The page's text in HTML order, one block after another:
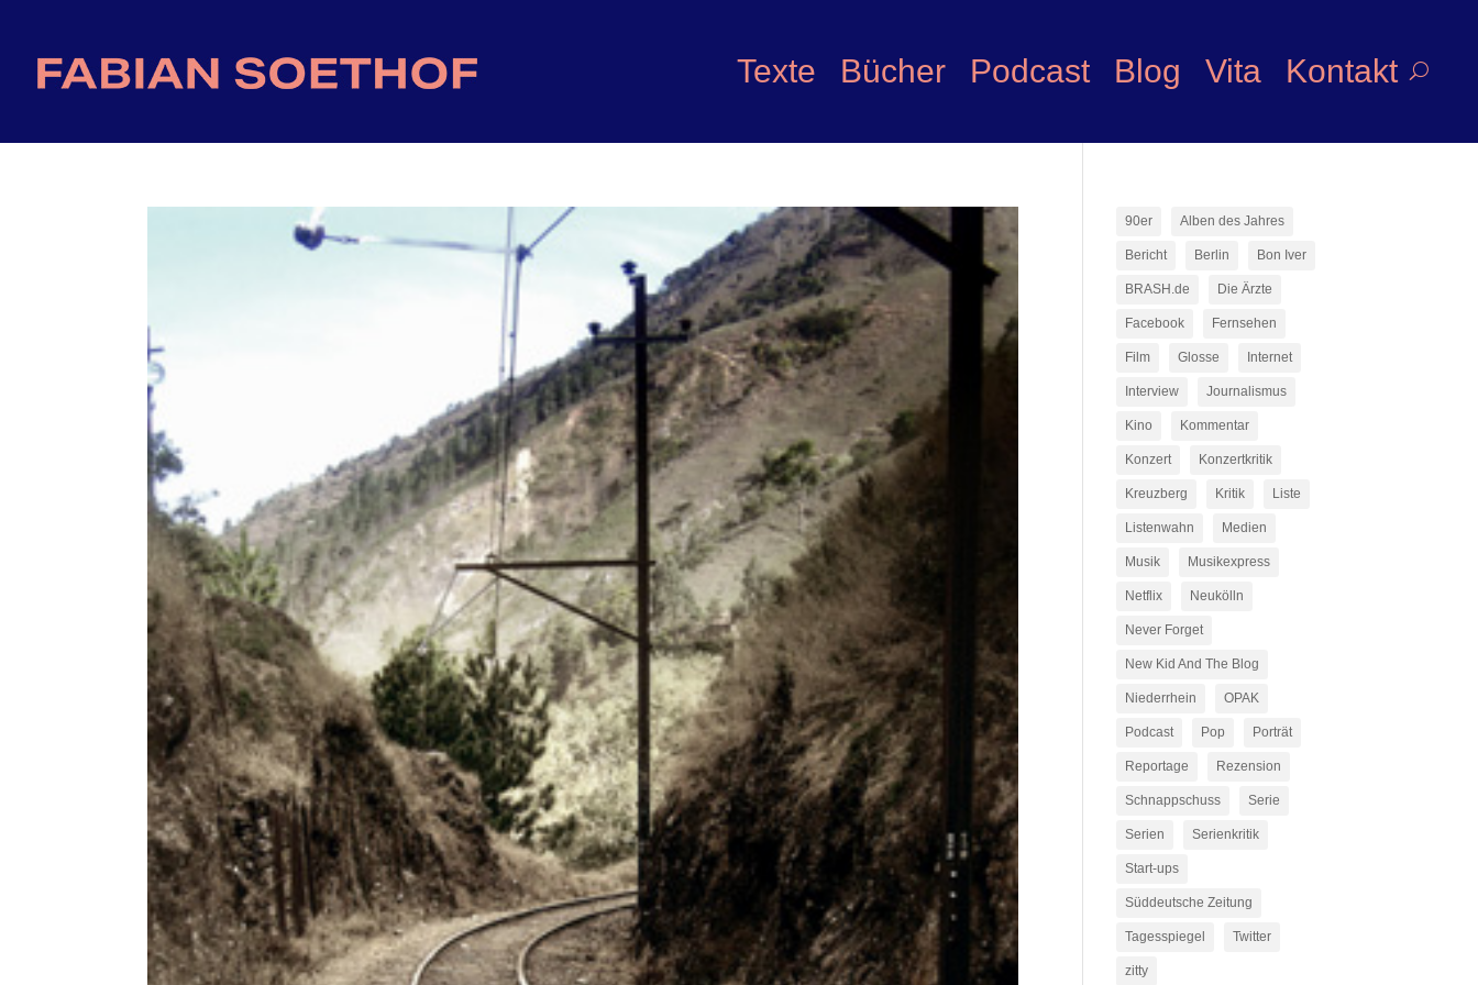
Texte Bücher Podcast Blog Vita Kontakt
90er Alben des Jahres
Bericht Berlin Bon Iver
BRASH.de Die Ärzte
Facebook Fernsehen
Film Glosse Internet
Interview Journalismus
Kino Kommentar
Konzert Konzertkritik
Kreuzberg Kritik Liste
Listenwahn Medien
Musik Musikexpress
Netflix Neukölln
Never Forget
New Kid And The Blog
Niederrhein OPAK
Podcast Pop Porträt
Reportage Rezension
Schnappschuss Serie
Serien Serienkritik
Start-ups
Süddeutsche Zeitung
Tagesspiegel Twitter
zitty